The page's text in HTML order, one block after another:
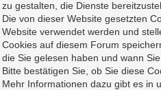
zu gestalten, die Dienste
Die von dieser Website gesetzten
Website verwendet werden und
Cookies auf diesem Forum
die Sie gelesen haben und wann
Bitte bestätigen Sie, ob Sie diese
Mehr Informationen dazu gibt es in